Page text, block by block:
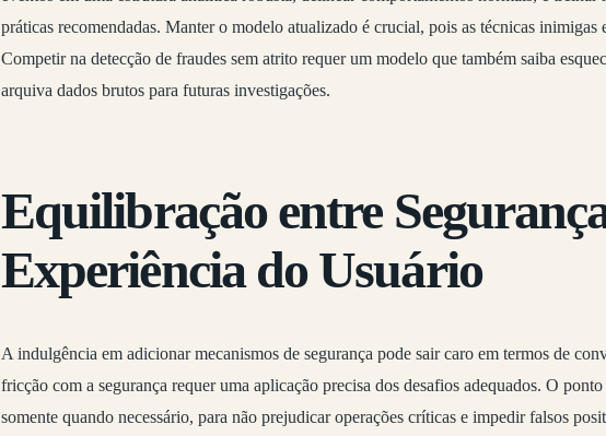
práticas recomendadas. Manter o modelo atualizado é crucial, pois as técnicas inimigas
Competir na detecção de fraudes sem atrito requer um modelo que também saiba
arquiva dados brutos para futuras investigações.
Equilibração entre
Experiência do Usuário
A indulgência em adicionar mecanismos de segurança pode sair caro em termos de
fricção com a segurança requer uma aplicação precisa dos desafios adequados. O
somente quando necessário, para não prejudicar operações críticas e impedir falsos